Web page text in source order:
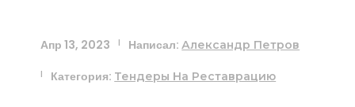
Апр 13, 2023 Написал:Александр Петров
Категория: Тендеры На Реставрацию